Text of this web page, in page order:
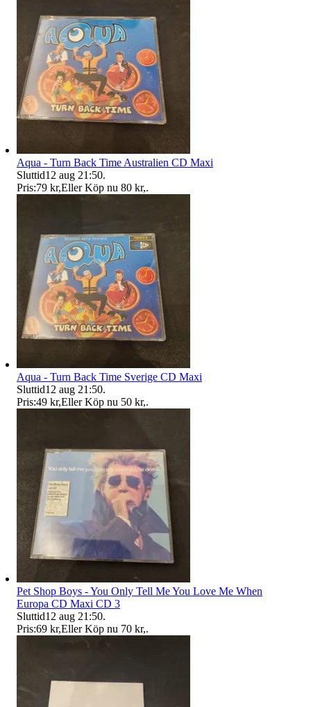
Aqua - Turn Back Time Australien CD Maxi
Sluttid12 aug 21:50.
Pris:79 kr,Eller Köp nu 80 kr,.
Aqua - Turn Back Time Sverige CD Maxi
Sluttid12 aug 21:50.
Pris:49 kr,Eller Köp nu 50 kr,.
Pet Shop Boys - You Only Tell Me You Love Me When
Europa CD Maxi CD 3
Sluttid12 aug 21:50.
Pris:69 kr,Eller Köp nu 70 kr,.